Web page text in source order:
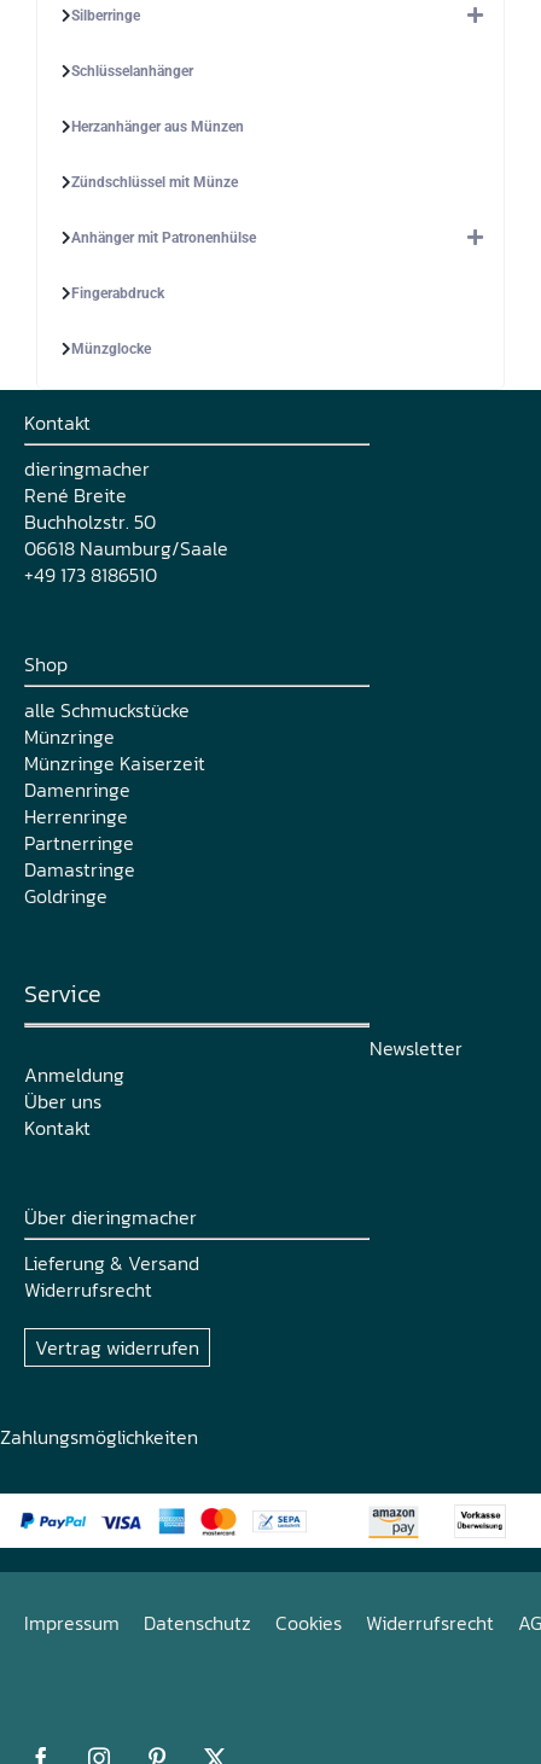
Silberringe
Schlüsselanhänger
Herzanhänger aus Münzen
Zündschlüssel mit Münze
Anhänger mit Patronenhülse
Fingerabdruck
Münzglocke
Kontakt
dieringmacher
René Breite
Buchholzstr. 50
06618 Naumburg/Saale
+49 173 8186510
Shop
alle Schmuckstücke
Münzringe
Münzringe Kaiserzeit
Damenringe
Herrenringe
Partnerringe
Damastringe
Goldringe
Service
Newsletter
Anmeldung
Über uns
Kontakt
Über dieringmacher
Lieferung & Versand
Widerrufsrecht
Vertrag widerrufen
Zahlungsmöglichkeiten
Impressum Datenschutz Cookies Widerrufsrecht